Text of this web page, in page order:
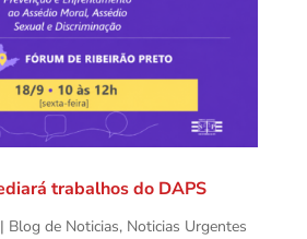
trabalhos do DAPS
Blog de Noticias, Noticias Urgentes